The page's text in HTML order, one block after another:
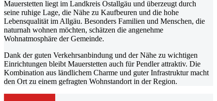
Mauerstetten liegt im Landkreis Ostallgäu und überzeugt durch
seine ruhige Lage, die Nähe zu Kaufbeuren und die hohe
Lebensqualität im Allgäu. Besonders Familien und Menschen, die
naturnah wohnen möchten, schätzen die angenehme
Wohnatmosphäre der Gemeinde.
Dank der guten Verkehrsanbindung und der Nähe zu wichtigen
Einrichtungen bleibt Mauerstetten auch für Pendler attraktiv. Die
Kombination aus ländlichem Charme und guter Infrastruktur macht
den Ort zu einem gefragten Wohnstandort in der Region.